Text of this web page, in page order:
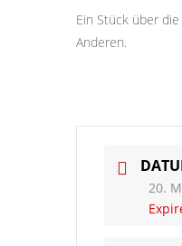
Ein Stück über
Anderen.
20.